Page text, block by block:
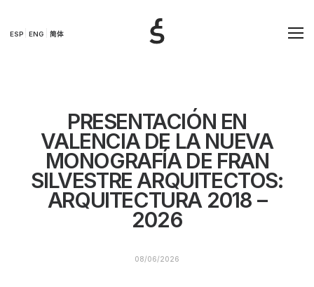
ESP ENG 简体
PRESENTACIÓN EN
VALENCIA DE LA NUEVA
MONOGRAFÍA DE FRAN
SILVESTRE ARQUITECTOS:
ARQUITECTURA 2018 –
2026
08/06/2026